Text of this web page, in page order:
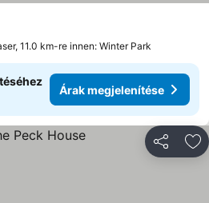
11.0 km-re innen: Winter Park
Árak megjelenítése